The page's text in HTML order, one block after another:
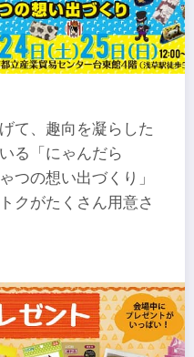
て、趣向を凝らした
る「にゃんだら
つの想い出づくり」
クがたくさん用意さ